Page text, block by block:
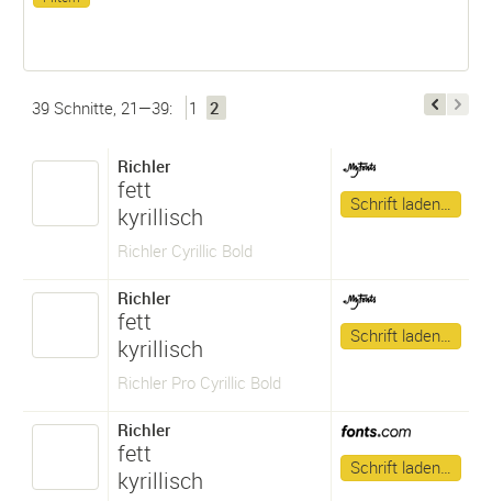
39 Schnitte, 21—39: 1 2
Richler
fett
kyrillisch
Richler Cyrillic Bold
Schrift laden…
Richler
fett
kyrillisch
Richler Pro Cyrillic Bold
Schrift laden…
Richler
fett
kyrillisch
Schrift laden…